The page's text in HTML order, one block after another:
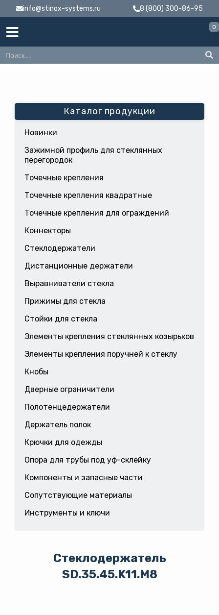
info@stinox-systems.ru 8 (800) 300-86-95
0
Каталог продукции
Новинки
Зажимной профиль для стеклянных
перегородок
Точечные крепления
Точечные крепления квадратные
Точечные крепления для ограждений
Коннекторы
Стеклодержатели
Дистанционные держатели
Выравниватели стекла
Прижимы для стекла
Стойки для стекла
Элементы крепления стеклянных козырьков
Элементы крепления поручней к стеклу
Кнобы
Дверные ограничители
Полотенцедержатели
Держатель полок
Крючки для одежды
Опора для трубы под уф-склейку
Компоненты и запасные части
Сопутствующие материалы
Инструменты и ключи
Стеклодержатель
SD.35.45.K11.М8